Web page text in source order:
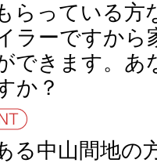
らっている方
ラーですから
できます。
か？
る中山間地の